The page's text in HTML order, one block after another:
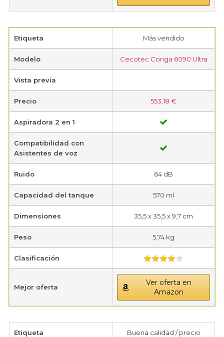
Etiqueta Más vendido
Modelo Cecotec Conga 6090 Ultra
Vista previa
Precio 553,18 €
Aspiradora 2 en 1
Compatibilidad con
Asistentes de voz
Ruido 64 dB
Capacidad del tanque 570 ml
Dimensiones 35,5 x 35,5 x 9,7 cm
Peso 5,74 kg
Clasificación
Mejor oferta
Ver oferta en
Amazon
Etiqueta Buena calidad / precio